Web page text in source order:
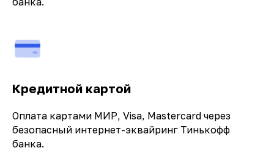
Кредитной картой
Оплата картами МИР, Visa, Mastercard через
безопасный интернет-эквайринг Тинькофф
банка.